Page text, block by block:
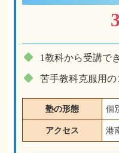
1教科から受講で
苦手教科克服用
塾の形態 個
アクセス 港